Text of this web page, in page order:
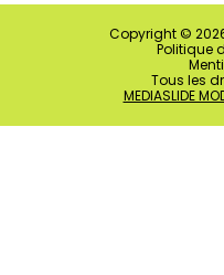
Copyright ©
Politique
Tous les
MEDIASLIDE